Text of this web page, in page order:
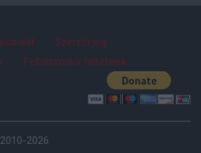
Szerzői jog
Felhasználói feltételek
2026